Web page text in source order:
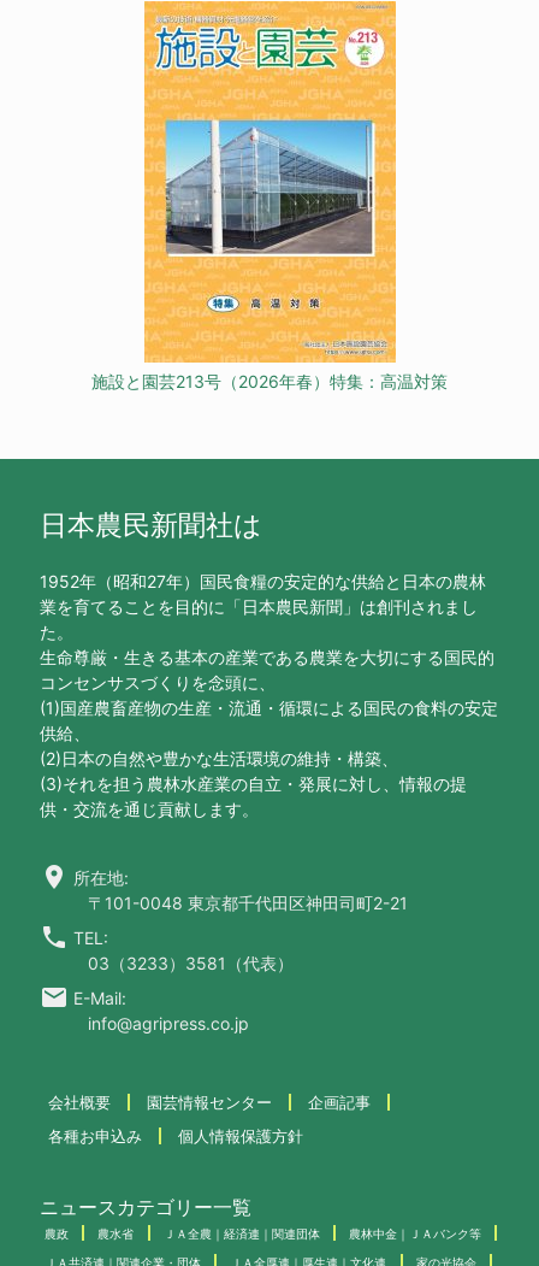
施設と園芸213号（2026年春）特集：高温対策
日本農民新聞社は
1952年（昭和27年）国民食糧の安定的な供給と日本の農林
業を育てることを目的に「日本農民新聞」は創刊されまし
た。
生命尊厳・生きる基本の産業である農業を大切にする国民的
コンセンサスづくりを念頭に、
(1)国産農畜産物の生産・流通・循環による国民の食料の安定
供給、
(2)日本の自然や豊かな生活環境の維持・構築、
(3)それを担う農林水産業の自立・発展に対し、情報の提
供・交流を通じ貢献します。
location_on 所在地:
〒101-0048 東京都千代田区神田司町2-21
call TEL:
03（3233）3581（代表）
email E-Mail:
info@agripress.co.jp
会社概要 園芸情報センター
企画記事
各種お申込み
個人情報保護方針
ニュースカテゴリー一覧
農政 農水省 ＪＡ全農｜経済連｜関連団体 農林中金｜ＪＡバンク等
ＪＡ共済連｜関連企業・団体 ＪＡ全厚連｜厚生連｜文化連 家の光協会